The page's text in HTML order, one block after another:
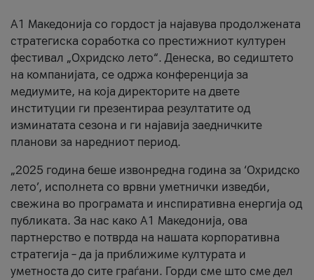
A1 Македонија со гордост ја најавува продолжената
стратегиска соработка со престижниот културен
фестивал „Охридско лето“. Денеска, во седиштето
на компанијата, се одржа конференција за
медиумите, на која директорите на двете
институции ги презентираа резултатите од
изминатата сезона и ги најавија заедничките
планови за наредниот период.
„2025 година беше извонредна година за ‘Охридско
лето’, исполнета со врвни уметнички изведби,
свежина во програмата и инспиративна енергија од
публиката. За нас како A1 Македонија, ова
партнерство е потврда на нашата корпоративна
стратегија – да ја приближиме културата и
уметноста до сите граѓани. Горди сме што сме дел